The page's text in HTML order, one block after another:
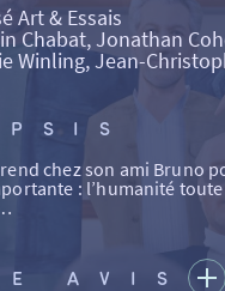
Art & Essais
Chabat, Jonathan
Winling, Jean-
chez son ami Bruno
: l’humanité
AVIS